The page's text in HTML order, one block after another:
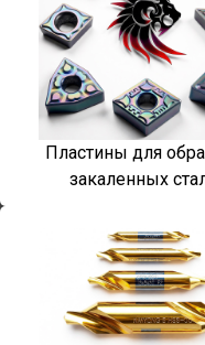
Пластины для
закаленных